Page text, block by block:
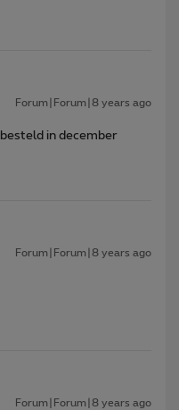
Forum|Forum|8 years ago
in december
Forum|Forum|8 years ago
Forum|Forum|8 years ago